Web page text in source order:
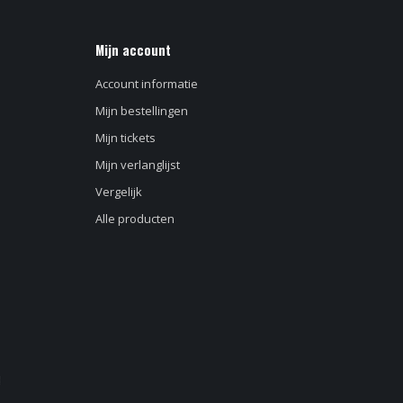
Mijn account
Account informatie
Mijn bestellingen
Mijn tickets
Mijn verlanglijst
Vergelijk
Alle producten